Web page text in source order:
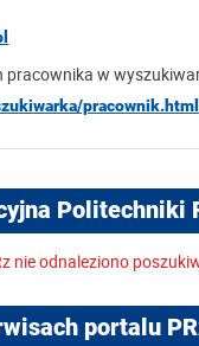
pracownika w
Politechniki
nie odnaleziono
portalu